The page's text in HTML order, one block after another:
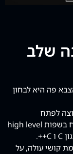
שלב
פה היא לבחון
לפתח
והקטגוריות המרכזיות מתחלקות ל 2 – פיתוח בשפות high level
עד 10 שלבים ברמת קושי עולה, על